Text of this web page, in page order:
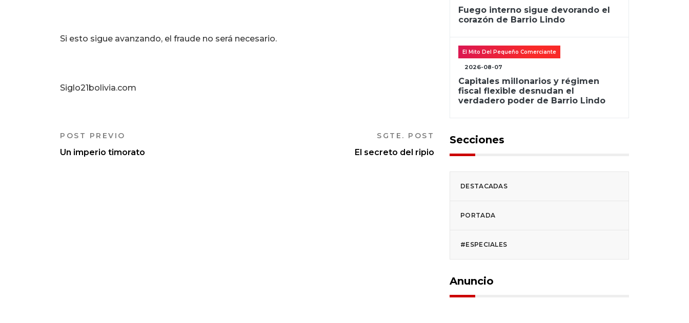
Si esto sigue avanzando, el fraude no será necesario.
Siglo21bolivia.com
POST PREVIO
Un imperio timorato
SGTE. POST
El secreto del ripio
Fuego interno sigue devorando el
corazón de Barrio Lindo
El Mito Del Pequeño Comerciante
2026-08-07
Capitales millonarios y régimen
fiscal flexible desnudan el
verdadero poder de Barrio Lindo
Secciones
DESTACADAS
PORTADA
#ESPECIALES
Anuncio